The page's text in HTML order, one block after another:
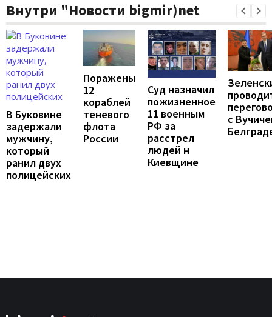
Внутри "Новости bigmir)net
В Буковине
задержали
мужчину,
который
ранил двух
полицейских
Поражены
12
кораблей
теневого
флота
России
Суд назначил
пожизненное
11 военным
РФ за
расстрел
людей н
Киевщине
с